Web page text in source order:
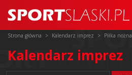
Strona główna Kalendarz imprez Piłka nożna
Kalendarz imprez